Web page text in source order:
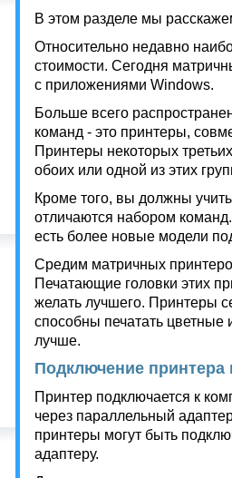
В этом разделе мы
Относительно недавно
стоимости. Сегодня
с приложениями Windows.
Больше всего
команд - это принтеры,
Принтеры некоторых
обоих или одной из этих
Кроме того, вы должны
отличаются набором
есть более новые модели
Средим матричных
Печатающие головки этих
желать лучшего. Принтеры
способны печатать цветные
лучше.
Подключение принтера
Принтер подключается к
через параллельный
принтеры могут быть
адаптеру.